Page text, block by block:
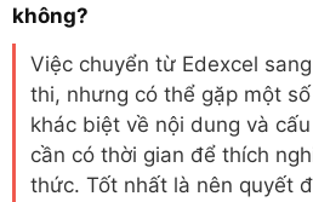
không?
Việc chuyển từ Edexcel
thi, nhưng có thể gặp một
khác biệt về nội dung và
cần có thời gian để thích
thức. Tốt nhất là nên quyết